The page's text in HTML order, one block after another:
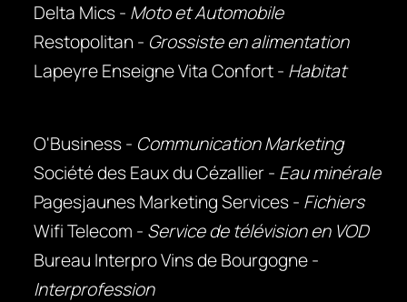
Delta Mics - Moto et Automobile
Restopolitan - Grossiste en alimentation
Lapeyre Enseigne Vita Confort - Habitat
O'Business - Communication Marketing
Société des Eaux du Cézallier - Eau minérale
Pagesjaunes Marketing Services - Fichiers
Wifi Telecom - Service de télévision en VOD
Bureau Interpro Vins de Bourgogne -
Interprofession